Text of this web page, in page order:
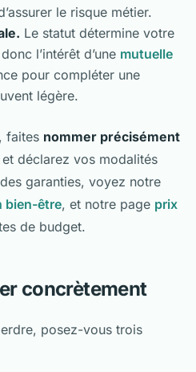
le risque métier.
Le statut détermine votre
l’intérêt d’une mutuelle
pour compléter une
légère.
faites nommer précisément
et déclarez vos modalités
garanties, voyez notre
bien-être, et notre page prix
de budget.
concrètement
posez-vous trois